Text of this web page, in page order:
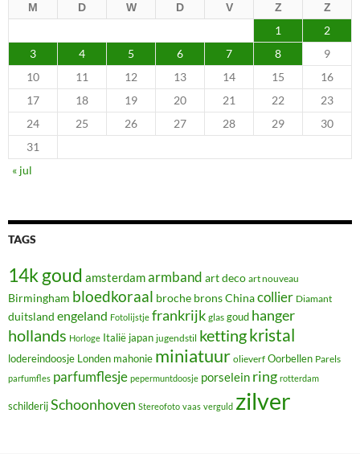
M D W D V Z Z
1
2
3
4 5 6 7 8
9
10
11 12 13 14 15
16
17
18 19 20 21 22
23
24
25 26 27 28 29
30
31
« jul
TAGS
14k goud amsterdamarmband art deco art nouveau
Birmingham bloedkoraal broche bronsChinacollier Diamant
duitsland engeland Fotolijstje frankrijk glas goud hanger
hollands Horloge Italië japan jugendstil kettingkristal
lodereindoosje Londen mahonie miniatuur olieverf Oorbellen Parels
parfumfles parfumflesje pepermuntdoosje porselein ring rotterdam
schilderijSchoonhoven Stereofoto vaas verguld zilver